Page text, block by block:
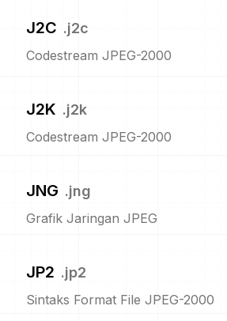
J2C .j2c
Codestream JPEG-2000
J2K .j2k
Codestream JPEG-2000
JNG .jng
Grafik Jaringan JPEG
JP2 .jp2
Sintaks Format File JPEG-2000